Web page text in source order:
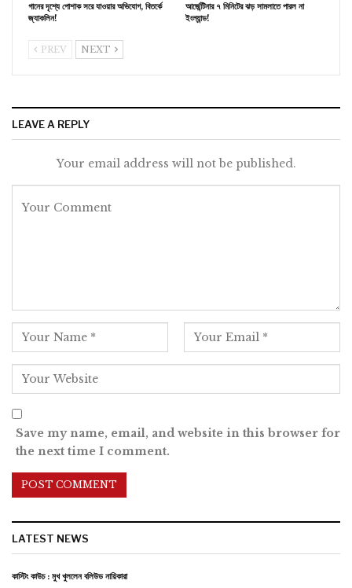
গানের দৃশ্যে পোশাক সরে যাওয়ার অভিযোগ, বিতর্কে
জ্যাকলিন!
আর্জেন্টিনার ৭ মিনিটের ঝড় সামলাতে পারল না
ইংল্যান্ড!
PREV NEXT
LEAVE A REPLY
Your email address will not be published.
Save my name, email, and website in this browser for
the next time I comment.
LATEST NEWS
কাস্টিং কাউচ : মুখ খুললেন বলিউড নায়িকারা